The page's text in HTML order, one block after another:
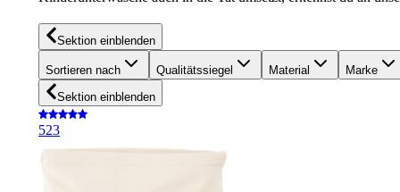
Sektion einblenden
Sortieren nach Qualitätssiegel Material Marke
Sektion einblenden
523